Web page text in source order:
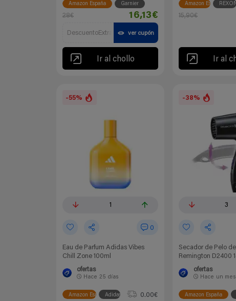
Amazon España Garnier
28€ 16,13€
DescuentoExtra ver cupón
Ir al chollo
Amazon España
15,90€
Ir al
-55%
1
0
Eau de Parfum Adidas Vibes
Chill Zone 100ml
ofertas
Hace 25 días
Amazon EspañaAdidas 0.00€
-38%
3
Secador de Pelo
Remington D2400
ofertas
Hace un mes
Amazon España